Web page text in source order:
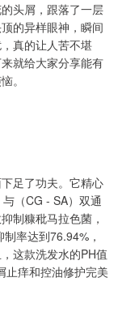
头屑，跟落了一层
的异样眼神，瞬间
真的让人苦不堪
就给大家分享能有
。
足了功夫。它精心
（CG - SA）双通
制糠秕马拉色菌，
率达到76.94%，
这款洗发水的PH值
止痒和控油修护完美